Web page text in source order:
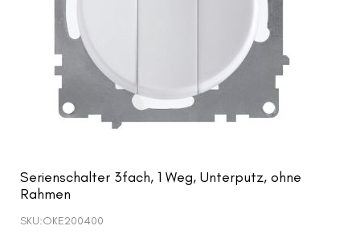
Serienschalter 3fach, 1 Weg, Unterputz, ohne
Rahmen
SKU:OKE200400